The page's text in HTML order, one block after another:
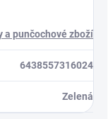
a punčochové zboží
6438557316024
Zelená